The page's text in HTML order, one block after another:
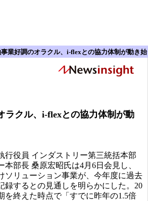
業好調のオラクル、i-flexとの協力体制が動き始
ラクル、i-flexとの協力体制が動
役員 インダストリー第三統括本部
本部長 桑原宏昭氏は4月6日会見し、
ソリューション事業が、今年度に過去
録するとの見通しを明らかにした。20
を終えた時点で「すでに昨年の1.5倍